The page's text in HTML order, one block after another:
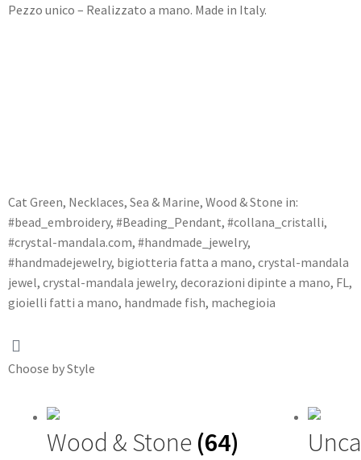
Pezzo unico – Realizzato a mano. Made in Italy.
Cat Green, Necklaces, Sea & Marine, Wood & Stone in:
#bead_embroidery, #Beading_Pendant, #collana_cristalli,
#crystal-mandala.com, #handmade_jewelry,
#handmadejewelry, bigiotteria fatta a mano, crystal-mandala
jewel, crystal-mandala jewelry, decorazioni dipinte a mano, FL,
gioielli fatti a mano, handmade fish, machegioia
Choose by Style
Wood & Stone (64)